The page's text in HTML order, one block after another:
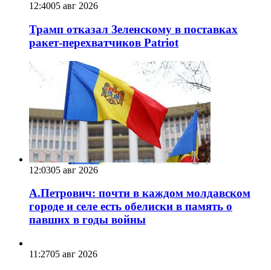
12:4005 авг 2026
Трамп отказал Зеленскому в поставках
ракет-перехватчиков Patriot
12:0305 авг 2026
А.Петрович: почти в каждом молдавском
городе и селе есть обелиски в память о
павших в годы войны
11:2705 авг 2026